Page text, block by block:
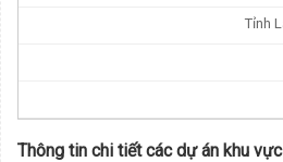
Tỉnh
Thông tin chi tiết các dự án khu